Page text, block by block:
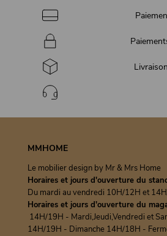
MMHOME
Le mobilier design by Mr & Mrs Home
Horaires et jours d'ouverture du
Du mardi au vendredi 10H/12H et
Horaires et jours d'ouverture du
14H/19H - Mardi,Jeudi,Vendredi et
14H/19H - Dimanche 14H/18H -